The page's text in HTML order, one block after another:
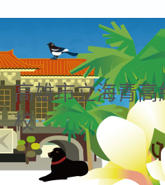
高雄市立海青
校